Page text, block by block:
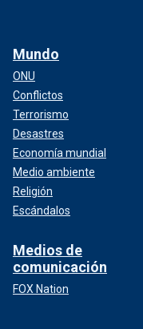
Mundo
ONU
Conflictos
Terrorismo
Desastres
Economía mundial
Medio ambiente
Religión
Escándalos
Medios de
comunicación
FOX Nation